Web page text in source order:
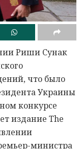
Риши Сунак
что было
Украины
конкурсе
издание The
министра